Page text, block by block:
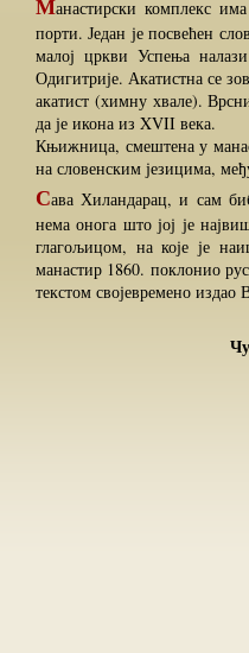
анастирски комплекс
порти. Један је посвећен
малој цркви Успења
Одигитрије. Акатистна се
акатист (химну хвале).
да је икона из XVII века.
Књижница, смештена у
на словенским језицима,
Сава Хиландарац, и сам
нема онога што јој је
глагољицом, на које је
манастир 1860. поклонио
текстом својевремено издао